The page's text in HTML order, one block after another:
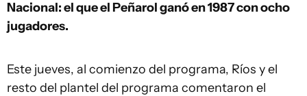
Nacional: el que el Peñarol ganó en 1987 con ocho
jugadores.
Este jueves, al comienzo del programa, Ríos y el
resto del plantel del programa comentaron el